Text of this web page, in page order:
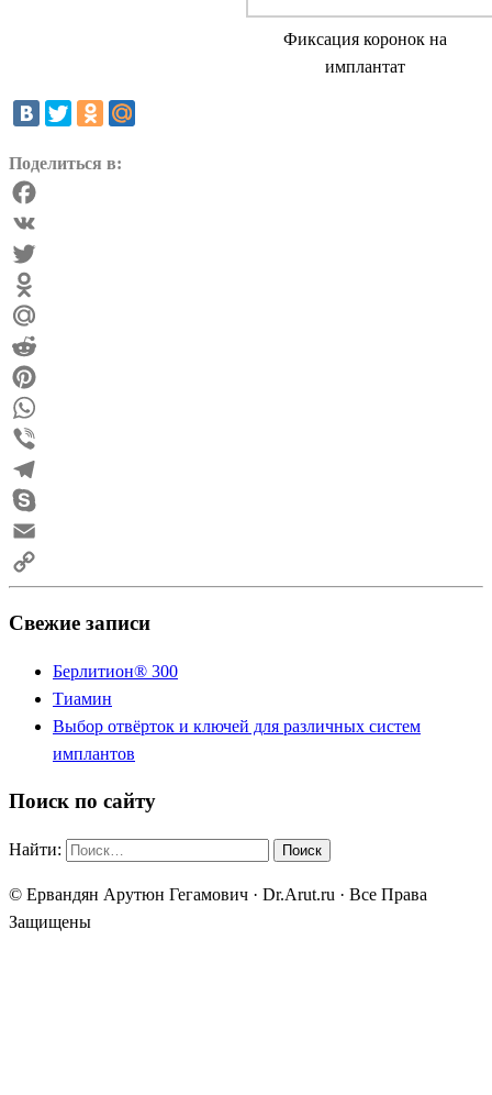
Фиксация коронок на
имплантат
Поделиться в:
Facebook
VK
Twitter
Odnoklassniki
Mail.Ru
Reddit
Pinterest
WhatsApp
Viber
Telegram
Skype
Email
Copy
Link
Свежие записи
Берлитион® 300
Тиамин
Выбор отвёрток и ключей для различных систем
имплантов
Поиск по сайту
Найти:
© Ервандян Арутюн Гегамович · Dr.Arut.ru · Все Права
Защищены